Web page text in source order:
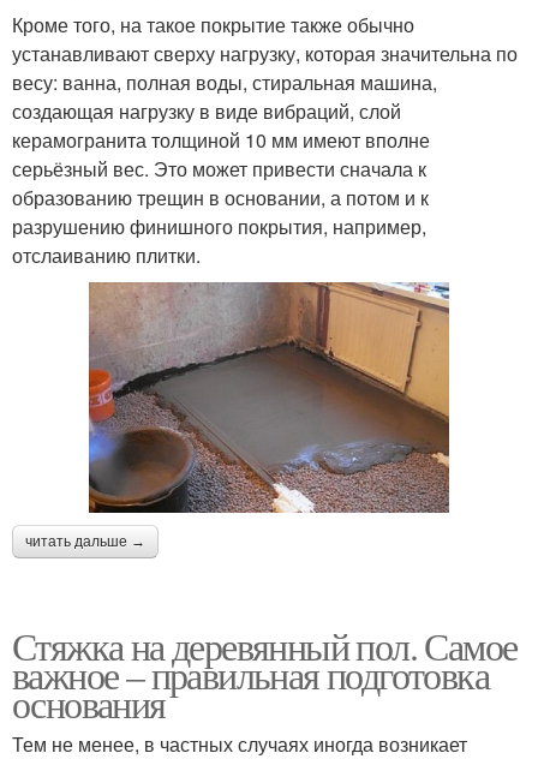
Кроме того, на такое покрытие также обычно
устанавливают сверху нагрузку, которая значительна по
весу: ванна, полная воды, стиральная машина,
создающая нагрузку в виде вибраций, слой
керамогранита толщиной 10 мм имеют вполне
серьёзный вес. Это может привести сначала к
образованию трещин в основании, а потом и к
разрушению финишного покрытия, например,
отслаиванию плитки.
читать дальше →
Стяжка на деревянный пол. Самое
важное – правильная подготовка
основания
Тем не менее, в частных случаях иногда возникает